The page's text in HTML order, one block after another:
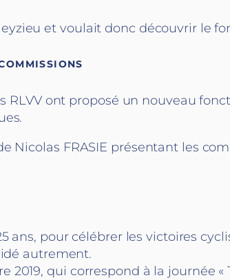
et voulait donc découvrir le
RLVV ont proposé un nouveau
Nicolas FRASIE présentant les
pour célébrer les victoires
autrement.
qui correspond à la journée «